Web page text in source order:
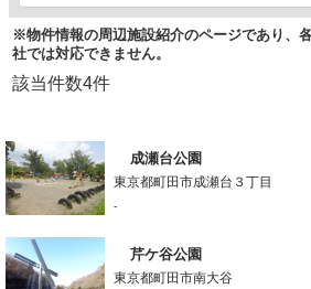
※物件情報の周辺施設紹介のページであり、
社では対応できません。
該当件数4件
成瀬台公園
東京都町田市成瀬台３丁目
-
芹ケ谷公園
東京都町田市南大谷